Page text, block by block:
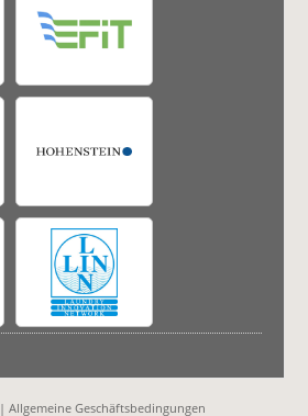
|Allgemeine Geschäftsbedingungen